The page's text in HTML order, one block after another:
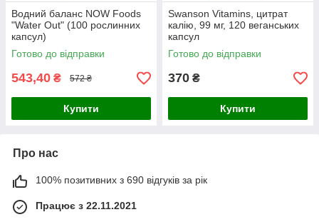
Водний баланс NOW Foods
"Water Out" (100 рослинних
капсул)
Готово до відправки
543,40 ₴ 572 ₴
Купити
Swanson Vitamins, цитрат
калію, 99 мг, 120 веганських
капсул
Готово до відправки
370 ₴
Купити
Про нас
100% позитивних з 690 відгуків за рік
Працює з 22.11.2021